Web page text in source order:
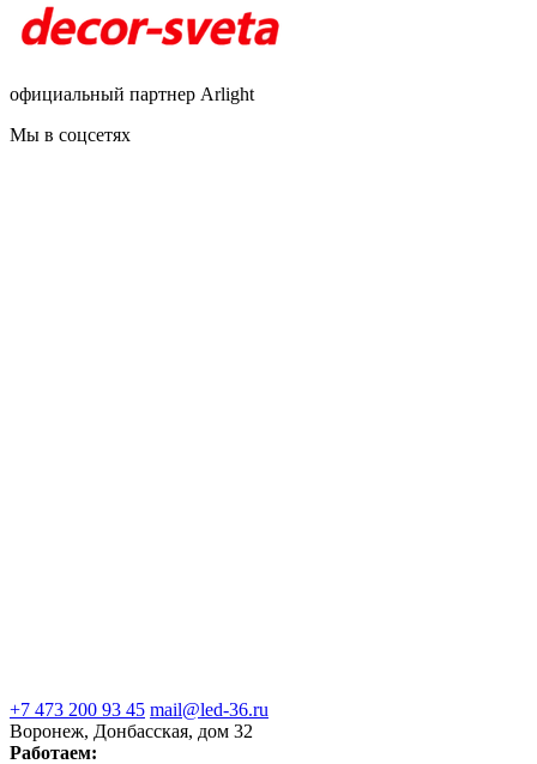
официальный партнер Arlight
Мы в соцсетях
+7 473 200 93 45 mail@led-36.ru
Воронеж, Донбасская, дом 32
Работаем: